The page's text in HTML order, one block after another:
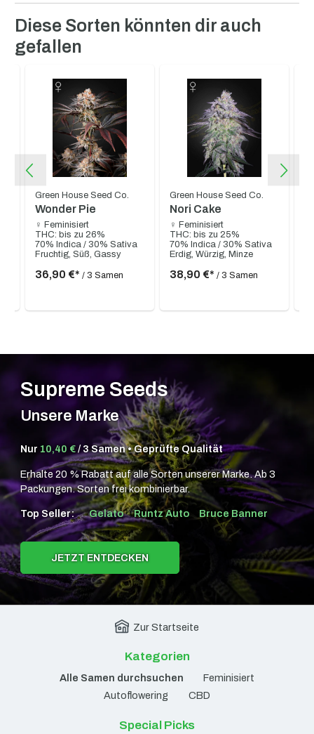
Produktgalerie überspringen
Diese Sorten könnten dir auch
gefallen
Green House Seed Co.
Wonder Pie
♀ Feminisiert
THC: bis zu 26%
70% Indica / 30% Sativa
Fruchtig, Süß, Gassy
36,90 €*/ 3 Samen
Green House Seed Co.
Nori Cake
♀ Feminisiert
THC: bis zu 25%
70% Indica / 30% Sativa
Erdig, Würzig, Minze
38,90 €*/ 3 Samen
Supreme Seeds
Unsere Marke
Nur 10,40 €/ 3 Samen • Geprüfte Qualität
Erhalte 20 % Rabatt auf alle Sorten unserer Marke. Ab 3
Packungen. Sorten frei kombinierbar.
Top Seller: Gelato Runtz Auto Bruce Banner
JETZT ENTDECKEN
Zur Startseite
Kategorien
Alle Samen durchsuchen
Feminisiert
Autoflowering
CBD
Special Picks